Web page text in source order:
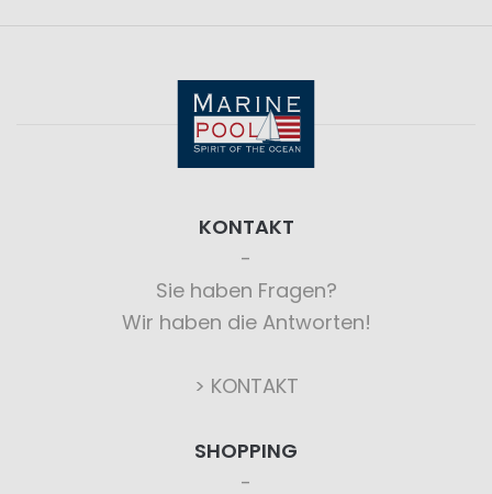
KONTAKT
Sie haben Fragen?
Wir haben die Antworten!
> KONTAKT
SHOPPING